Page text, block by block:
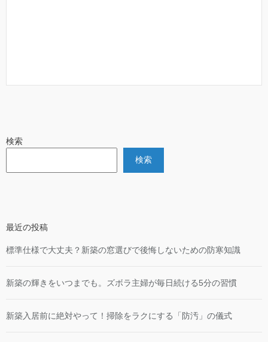
検索
検索
最近の投稿
標準仕様で大丈夫？新築の窓選びで後悔しないための防寒知識
新築の輝きをいつまでも。ズボラ主婦が毎日続ける5分の習慣
新築入居前に絶対やって！掃除をラクにする「防汚」の儀式